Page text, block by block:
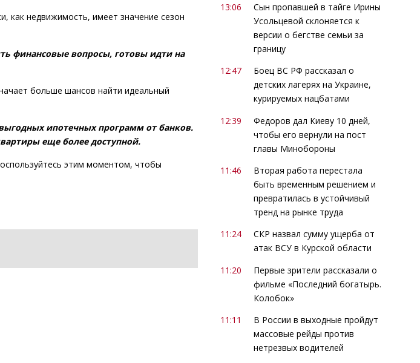
как недвижимость, имеет значение сезон
финансовые вопросы, готовы идти на
больше шансов найти идеальный
ипотечных программ от банков.
еще более доступной.
этим моментом, чтобы
13:06
Сын пропавшей в тайге Ирины
Усольцевой склоняется к
версии о бегстве семьи за
границу
12:47
Боец ВС РФ рассказал о
детских лагерях на Украине,
курируемых нацбатами
12:39
Федоров дал Киеву 10 дней,
чтобы его вернули на пост
главы Минобороны
11:46
Вторая работа перестала
быть временным решением и
превратилась в устойчивый
тренд на рынке труда
11:24
СКР назвал сумму ущерба от
атак ВСУ в Курской области
11:20
Первые зрители рассказали о
фильме «Последний богатырь.
Колобок»
11:11
В России в выходные пройдут
массовые рейды против
нетрезвых водителей